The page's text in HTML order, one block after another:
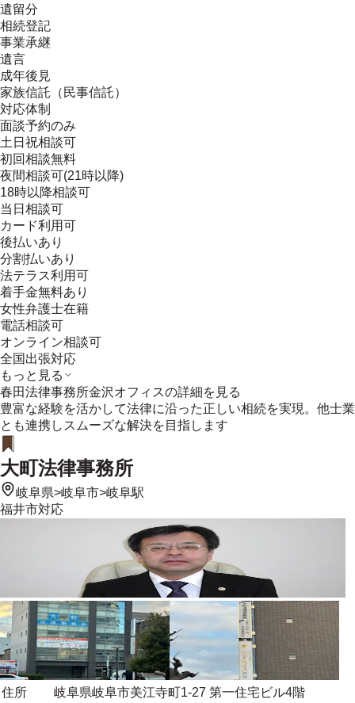
遺留分
相続登記
事業承継
遺言
成年後見
家族信託（民事信託）
対応体制
面談予約のみ
土日祝相談可
初回相談無料
夜間相談可(21時以降)
18時以降相談可
当日相談可
カード利用可
後払いあり
分割払いあり
法テラス利用可
着手金無料あり
女性弁護士在籍
電話相談可
オンライン相談可
全国出張対応
もっと見る
春田法律事務所金沢オフィスの詳細を見る
豊富な経験を活かして法律に沿った正しい相続を実現。他士業
とも連携しスムーズな解決を目指します
大町法律事務所
岐阜県>岐阜市>岐阜駅
福井市対応
住所
岐阜県岐阜市美江寺町1-27 第一住宅ビル4階